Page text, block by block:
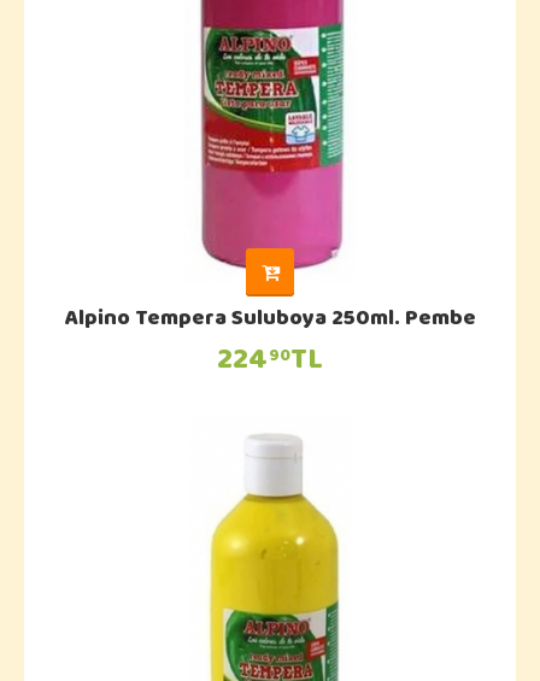
Alpino Tempera Suluboya 250ml. Pembe
22490TL